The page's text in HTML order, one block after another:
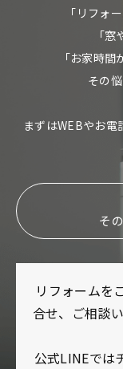
「リフォ
「
「お家時
その
まずはWEBやお
そ
リフォームを
合せ、ご相談
公式LINEでは